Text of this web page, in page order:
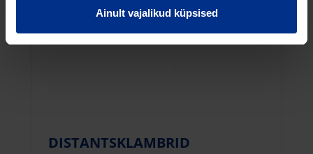
Ainult vajalikud küpsised
DISTANTSKLAMBRID